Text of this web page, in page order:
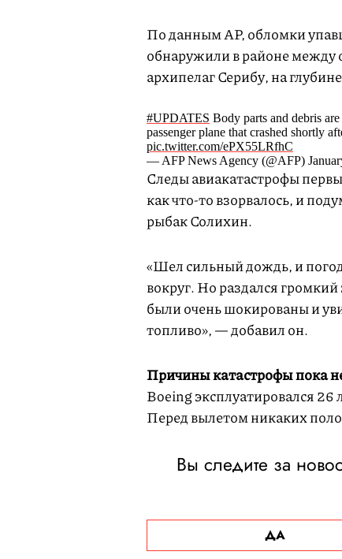
По данным AP, обломки
обнаружили в районе между
архипелаг Серибу, на
#UPDATES Body parts and debris
passenger plane that crashed shortly
pic.twitter.com/ePX55LRfhC
— AFP News Agency (@AFP)
Следы авиакатастрофы
как что-то взорвалось, и
рыбак Солихин.
«Шел сильный дождь, и
вокруг. Но раздался
были очень шокированы и
топливо», — добавил он.
Причины катастрофы пока
Boeing эксплуатировался
Перед вылетом никаких
Вы следите за
ДА